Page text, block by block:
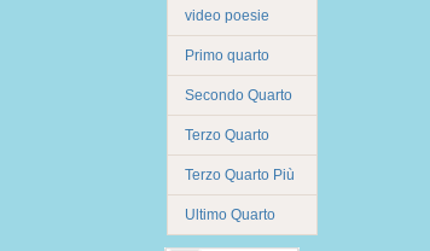
video poesie
Primo quarto
Secondo Quarto
Terzo Quarto
Terzo Quarto Più
Ultimo Quarto